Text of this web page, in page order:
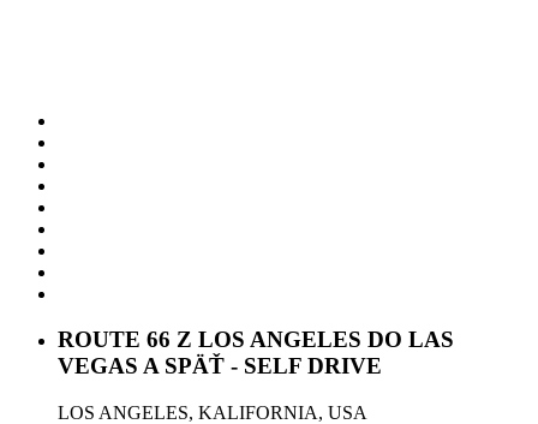
ROUTE 66 Z LOS ANGELES DO LAS
VEGAS A SPÄŤ - SELF DRIVE
LOS ANGELES, KALIFORNIA, USA